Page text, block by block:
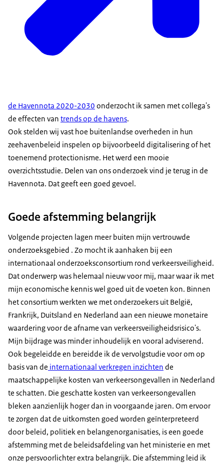
de Havennota 2020-2030 onderzocht ik samen met collega's
de effecten van trends op de havens.
Ook stelden wij vast hoe buitenlandse overheden in hun
zeehavenbeleid inspelen op bijvoorbeeld digitalisering of het
toenemend protectionisme. Het werd een mooie
overzichtsstudie. Delen van ons onderzoek vind je terug in de
Havennota. Dat geeft een goed gevoel.
Goede afstemming belangrijk
Volgende projecten lagen meer buiten mijn vertrouwde
onderzoeksgebied . Zo mocht ik aanhaken bij een
internationaal onderzoeksconsortium rond verkeersveiligheid.
Dat onderwerp was helemaal nieuw voor mij, maar waar ik met
mijn economische kennis wel goed uit de voeten kon. Binnen
het consortium werkten we met onderzoekers uit België,
Frankrijk, Duitsland en Nederland aan een nieuwe monetaire
waardering voor de afname van verkeersveiligheidsrisico's.
Mijn bijdrage was minder inhoudelijk en vooral adviserend.
Ook begeleidde en bereidde ik de vervolgstudie voor om op
basis van de internationaal verkregen inzichten de
maatschappelijke kosten van verkeersongevallen in Nederland
te schatten. Die geschatte kosten van verkeersongevallen
bleken aanzienlijk hoger dan in voorgaande jaren. Om ervoor
te zorgen dat de uitkomsten goed worden geïnterpreteerd
door beleid, politiek en belangenorganisaties, is een goede
afstemming met de beleidsafdeling van het ministerie en met
onze persvoorlichter extra belangrijk. Die afstemming leid ik